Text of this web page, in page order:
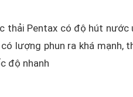
thải Pentax có độ hút
lượng phun ra khá
độ nhanh